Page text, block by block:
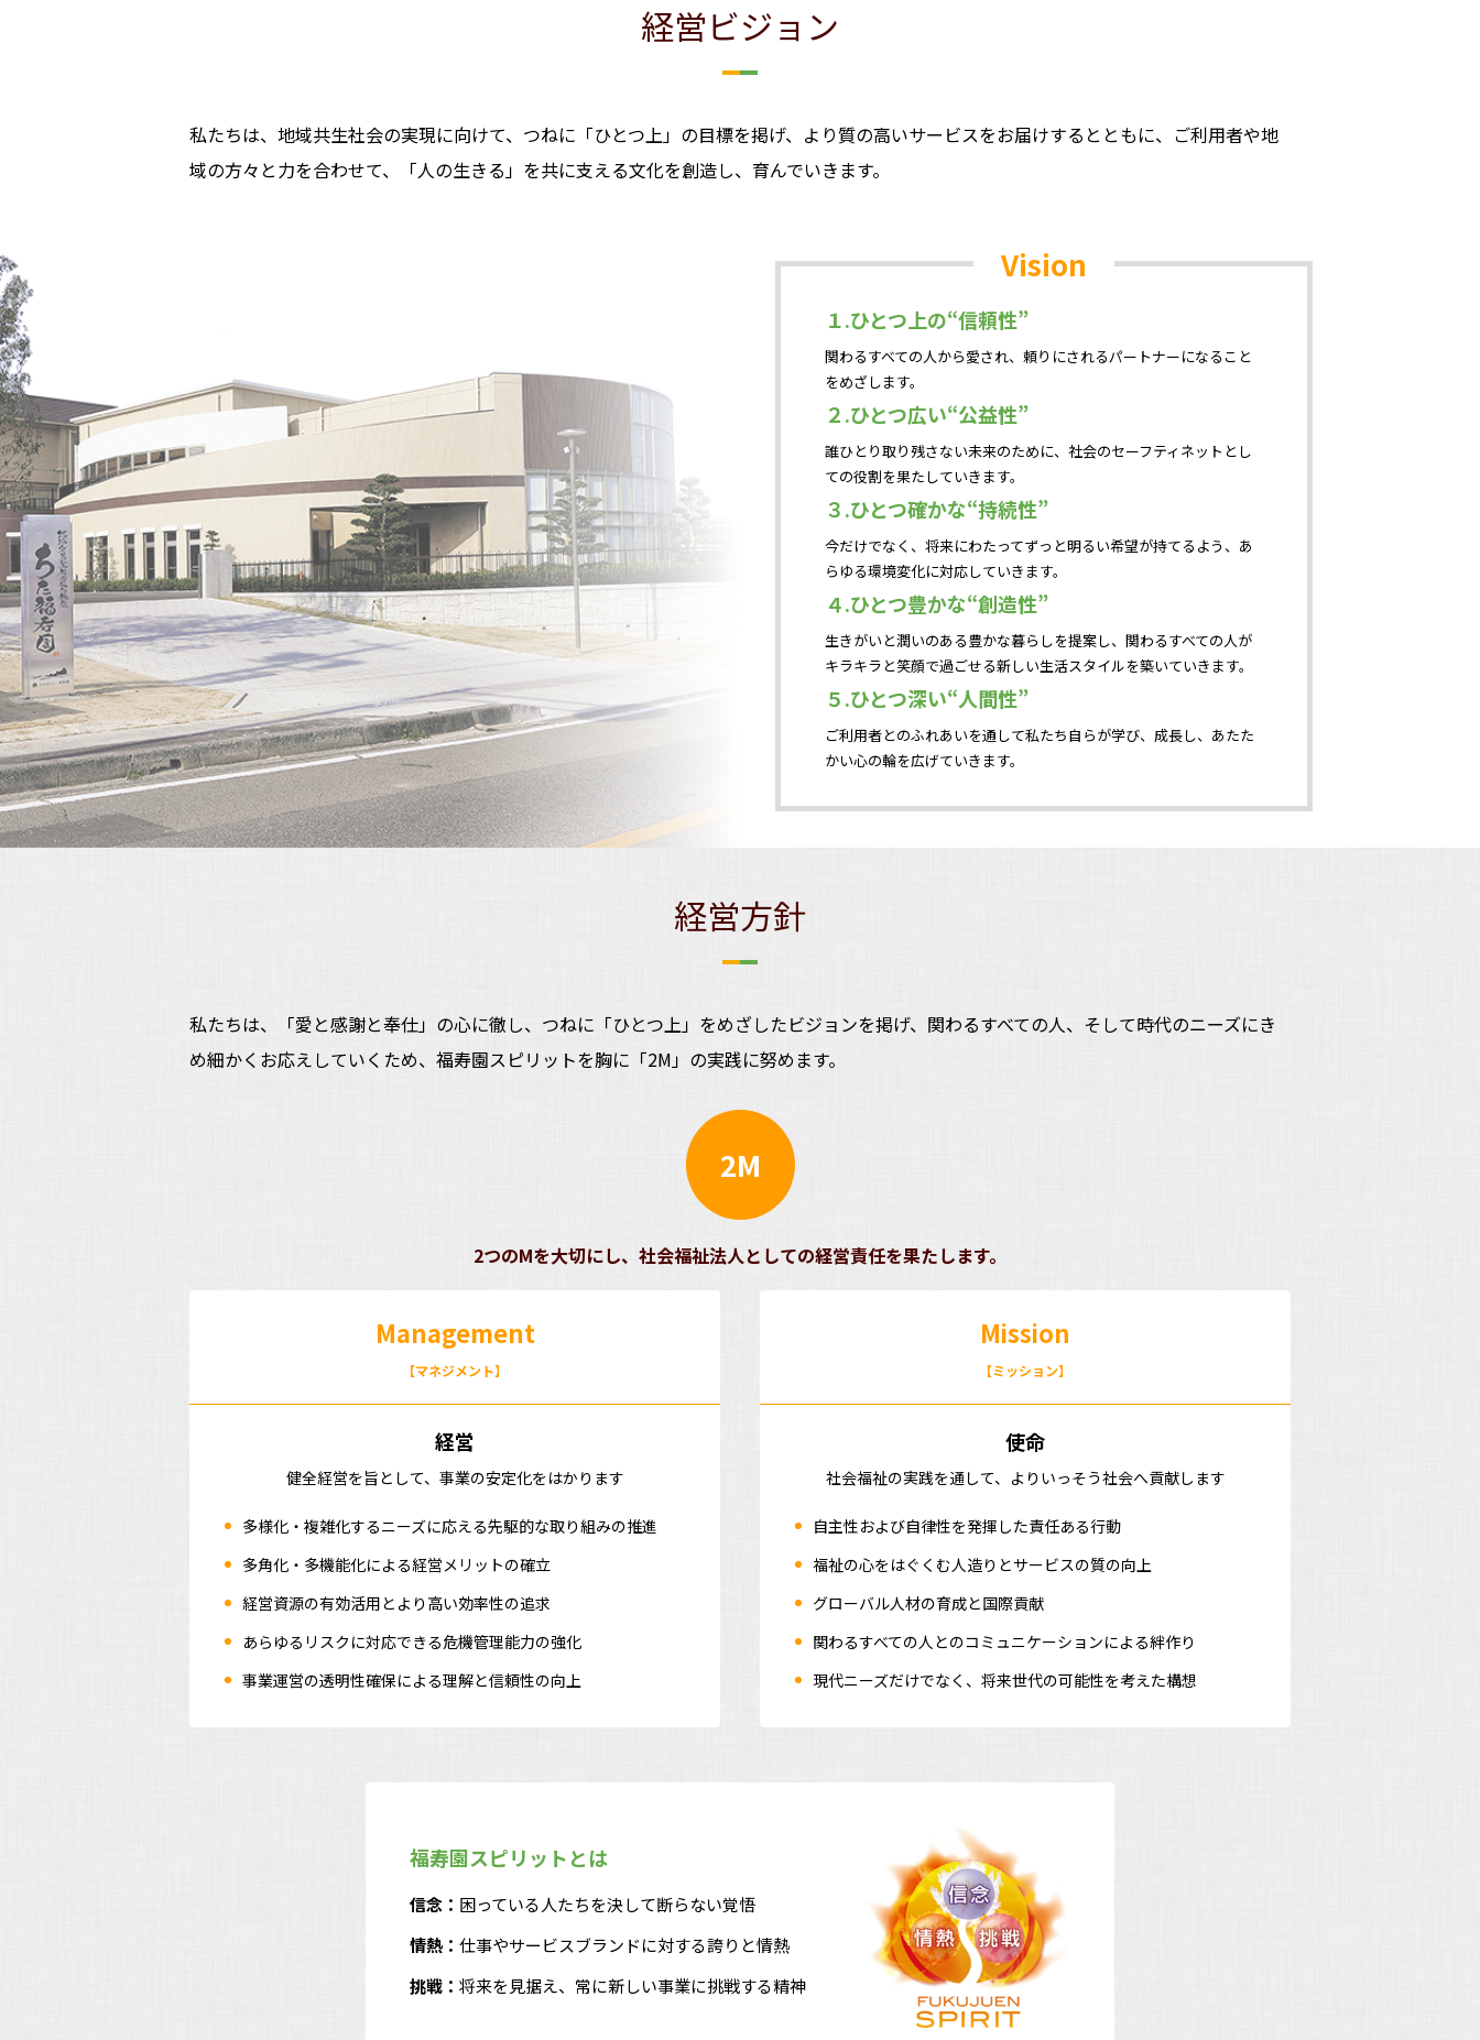
経営ビジョン
私たちは、地域共生社会の実現に向けて、つねに「ひとつ上」の目標を掲げ、より質の高いサービスをお届けするとともに、ご利用者や地
域の方々と力を合わせて、「人の生きる」を共に支える文化を創造し、育んでいきます。
Vision
１.ひとつ上の“信頼性”
関わるすべての人から愛され、頼りにされるパートナーになること
をめざします。
２.ひとつ広い“公益性”
誰ひとり取り残さない未来のために、社会のセーフティネットとし
ての役割を果たしていきます。
３.ひとつ確かな“持続性”
今だけでなく、将来にわたってずっと明るい希望が持てるよう、あ
らゆる環境変化に対応していきます。
４.ひとつ豊かな“創造性”
生きがいと潤いのある豊かな暮らしを提案し、関わるすべての人が
キラキラと笑顔で過ごせる新しい生活スタイルを築いていきます。
５.ひとつ深い“人間性”
ご利用者とのふれあいを通して私たち自らが学び、成長し、あたた
かい心の輪を広げていきます。
経営方針
私たちは、「愛と感謝と奉仕」の心に徹し、つねに「ひとつ上」をめざしたビジョンを掲げ、関わるすべての人、そして時代のニーズにき
め細かくお応えしていくため、福寿園スピリットを胸に「2M」の実践に努めます。
2M
2つのМを大切にし、社会福祉法人としての経営責任を果たします。
Management
【マネジメント】
経営
健全経営を旨として、事業の安定化をはかります
多様化・複雑化するニーズに応える先駆的な取り組みの推進
多角化・多機能化による経営メリットの確立
経営資源の有効活用とより高い効率性の追求
あらゆるリスクに対応できる危機管理能力の強化
事業運営の透明性確保による理解と信頼性の向上
Mission
【ミッション】
使命
社会福祉の実践を通して、よりいっそう社会へ貢献します
自主性および自律性を発揮した責任ある行動
福祉の心をはぐくむ人造りとサービスの質の向上
グローバル人材の育成と国際貢献
関わるすべての人とのコミュニケーションによる絆作り
現代ニーズだけでなく、将来世代の可能性を考えた構想
福寿園スピリットとは
信念： 困っている人たちを決して断らない覚悟
情熱： 仕事やサービスブランドに対する誇りと情熱
挑戦： 将来を見据え、常に新しい事業に挑戦する精神